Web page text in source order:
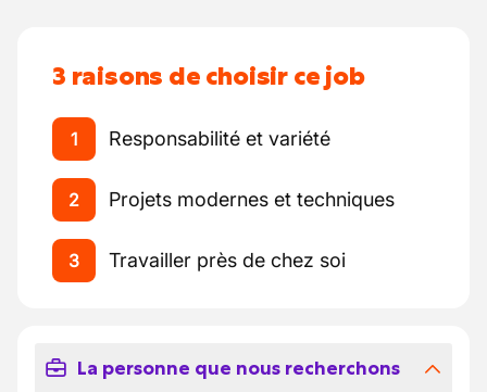
3 raisons de choisir ce job
1 Responsabilité et variété
2 Projets modernes et techniques
3 Travailler près de chez soi
La personne que nous recherchons